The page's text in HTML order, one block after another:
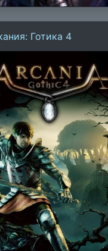
Готика 4